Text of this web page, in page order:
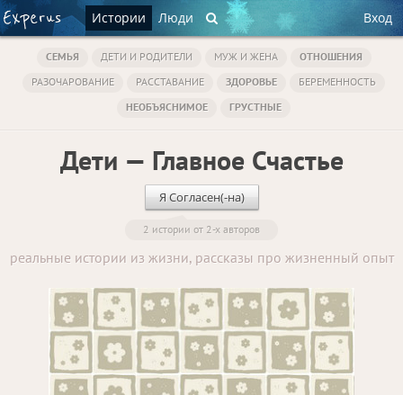
Истории Люди Вход
СЕМЬЯ ДЕТИ И РОДИТЕЛИ МУЖ И ЖЕНА
ОТНОШЕНИЯ
РАЗОЧАРОВАНИЕ
РАССТАВАНИЕ ЗДОРОВЬЕ
БЕРЕМЕННОСТЬ
НЕОБЪЯСНИМОЕ
ГРУСТНЫЕ
Дети — Главное Счастье
Я Согласен(-на)
2 истории от 2-х авторов
реальные истории из жизни, рассказы про жизненный опыт